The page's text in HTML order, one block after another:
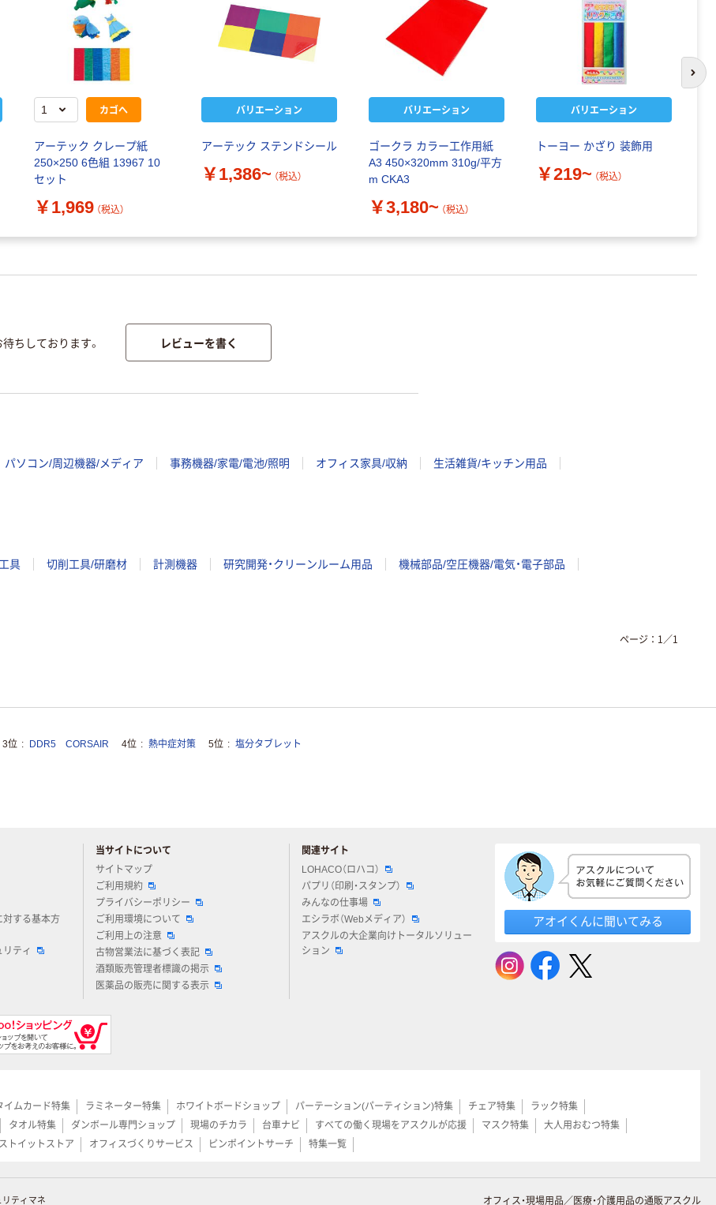
カゴへ
アーテック クレープ紙
250×250 6色組 13967 10
セット
￥1,969 （税込）
バリエーション
アーテック ステンドシール
￥1,386~ （税込）
バリエーション
ゴークラ カラー工作用紙
A3 450×320mm 310g/平方
m CKA3
￥3,180~ （税込）
バリエーション
トーヨー かざり 装飾用
￥219~ （税込）
次
ちしております。 レビューを書く
パソコン/周辺機器/メディア 事務機器/家電/電池/照明 オフィス家具/収納 生活雑貨/キッチン用品
具 切削工具/研磨材 計測機器 研究開発・クリーンルーム用品 機械部品/空圧機器/電気・電子部品
ページ： 1 ／1
3位 DDR5 CORSAIR 4位 熱中症対策 5位 塩分タブレット
対する基本方
ティ
当サイトについて
サイトマップ
ご利用規約
プライバシーポリシー
ご利用環境について
ご利用上の注意
古物営業法に基づく表記
酒類販売管理者標識の掲示
医薬品の販売に関する表示
関連サイト
LOHACO（ロハコ）
パプリ（印刷・スタンプ）
みんなの仕事場
エシラボ（Webメディア）
アスクルの大企業向けトータルソリュー
ション
アオイくんに聞いてみる
イムカード特集 ラミネーター特集 ホワイトボードショップ パーテーション(パーティション)特集 チェア特集
ラック特集
タオル特集 ダンボール専門ショップ 現場のチカラ 台車ナビ すべての働く現場をアスクルが応援 マスク特集
大人用おむつ特集
トイットストア オフィスづくりサービス ピンポイントサーチ 特集一覧
ティマネ オフィス・現場用品／医療・介護用品の通販アスクル